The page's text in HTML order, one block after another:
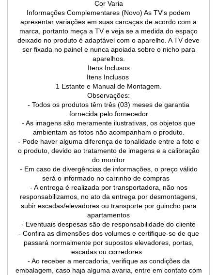
Cor Varia
Informações Complementares (Novo) As TV's podem
apresentar variações em suas carcaças de acordo com a
marca, portanto meça a TV e veja se a medida do espaço
deixado no produto é adaptável com o aparelho. A TV deve
ser fixada no painel e nunca apoiada sobre o nicho para
aparelhos.
Itens Inclusos
Itens Inclusos
1 Estante e Manual de Montagem.
Observações:
- Todos os produtos têm três (03) meses de garantia
fornecida pelo fornecedor
- As imagens são meramente ilustrativas, os objetos que
ambientam as fotos não acompanham o produto.
- Pode haver alguma diferença de tonalidade entre a foto e
o produto, devido ao tratamento de imagens e a calibração
do monitor
- Em caso de divergências de informações, o preço válido
será o informado no carrinho de compras
- A entrega é realizada por transportadora, não nos
responsabilizamos, no ato da entrega por desmontagens,
subir escadas/elevadores ou transporte por guincho para
apartamentos
- Eventuais despesas são de responsabilidade do cliente
- Confira as dimensões dos volumes e certifique-se de que
passará normalmente por supostos elevadores, portas,
escadas ou corredores
- Ao receber a mercadoria, verifique as condições da
embalagem, caso haja alguma avaria, entre em contato com